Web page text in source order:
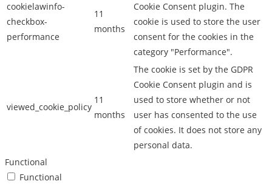
cookielawinfo-
checkbox-
performance
11
months
Cookie Consent plugin. The
cookie is used to store the user
consent for the cookies in the
category "Performance".
viewed_cookie_policy
11
months
The cookie is set by the GDPR
Cookie Consent plugin and is
used to store whether or not
user has consented to the use
of cookies. It does not store any
personal data.
Functional
Functional